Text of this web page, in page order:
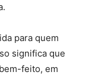
para quem
significa que
feito, em